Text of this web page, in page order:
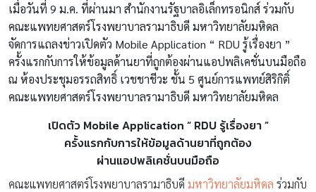
เมื่อวันที่ 9 ม.ค. ที่ผ่านมา สำนักงานรัฐบาลอิเล็กทรอนิกส์ ร่วมกับ
คณะแพทยศาสตร์โรงพยาบาลรามาธิบดี มหาวิทยาลัยมหิดล
จัดการแถลงข่าวเปิดตัว Mobile Application “ RDU รู้เรื่องยา ”
ครั้งแรกกับการให้ข้อมูลด้านยาที่ถูกต้องผ่านแอปพลิเคชั่นบนมือถือ
ณ ห้องประชุมอรรถสิทธิ์ เวชชาชีวะ ชั้น 5 ศูนย์การแพทย์สิริกิติ์
คณะแพทยศาสตร์โรงพยาบาลรามาธิบดี มหาวิทยาลัยมหิดล
เปิดตัว Mobile Application “ RDU รู้เรื่องยา ”
ครั้งแรกกับการให้ข้อมูลด้านยาที่ถูกต้อง
ผ่านแอปพลิเคชั่นบนมือถือ
คณะแพทยศาสตร์โรงพยาบาลรามาธิบดี มหาวิทยาลัยมหิดล ร่วมกับ